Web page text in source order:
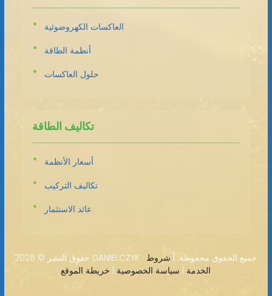
العاكسات الكهروضوئية
أنظمة الطاقة
حلول العاكسات
تكاليف الطاقة
أسعار الأنظمة
تكاليف التركيب
عائد الاستثمار
حقوق النشر © 2026 DANIELCZYK · جميع الحقوق محفوظة. | شروط
الخدمة
سياسة الخصوصية خريطة الموقع